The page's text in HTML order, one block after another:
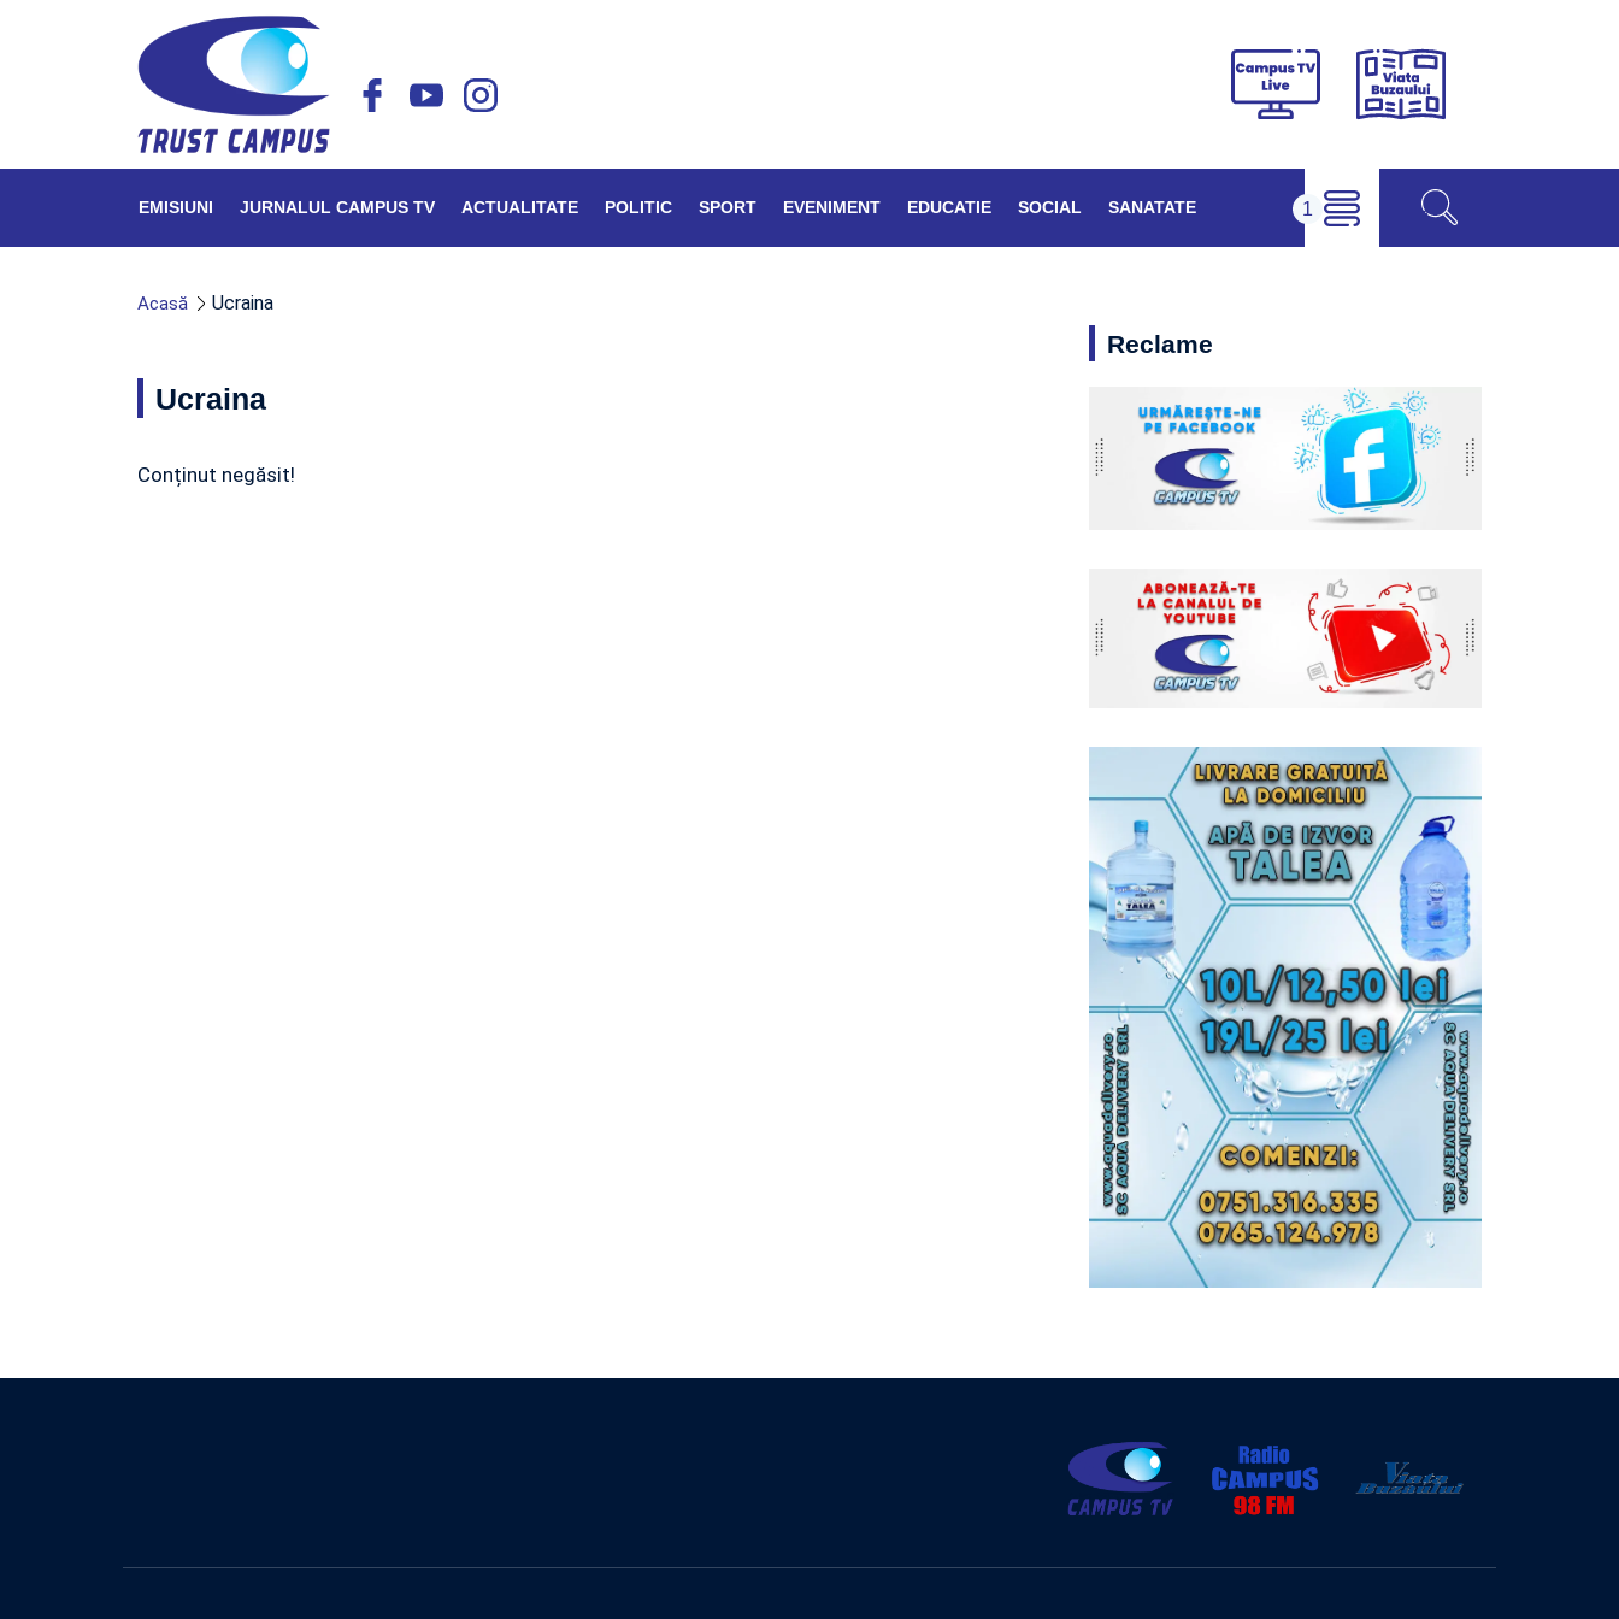
Campus
Viața
EMISIUNI JURNALUL CAMPUS TV ACTUALITATE POLITIC SPORT EVENIMENT EDUCATIE SOCIAL SANATATE
Acasă Ucraina
Ucraina
Conținut negăsit!
Reclame